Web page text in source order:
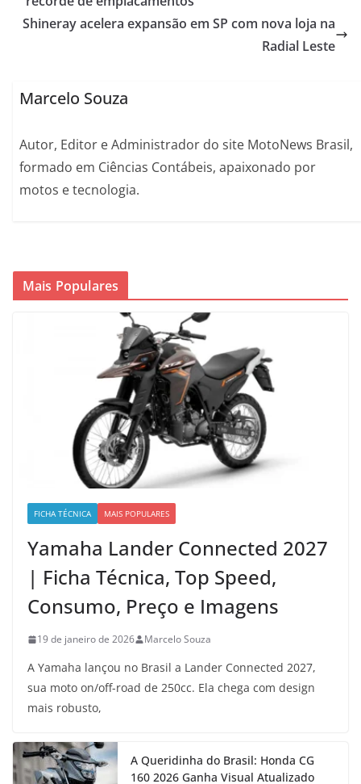
Shineray acelera expansão em SP com nova loja na
Radial Leste
Marcelo Souza
Autor, Editor e Administrador do site MotoNews Brasil,
formado em Ciências Contábeis, apaixonado por
motos e tecnologia.
Mais Populares
FICHA TÉCNICA MAIS POPULARES
Yamaha Lander Connected 2027
| Ficha Técnica, Top Speed,
Consumo, Preço e Imagens
19 de janeiro de 2026 Marcelo Souza
A Yamaha lançou no Brasil a Lander Connected 2027,
sua moto on/off-road de 250cc. Ela chega com design
mais robusto,
A Queridinha do Brasil: Honda CG
160 2026 Ganha Visual Atualizado